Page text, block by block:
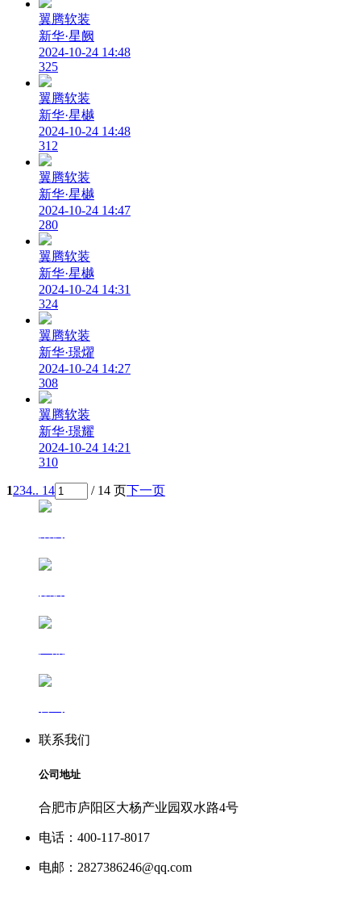
翼腾软装
新华·星阙
2024-10-24 14:48
325
翼腾软装
新华·星樾
2024-10-24 14:48
312
翼腾软装
新华·星樾
2024-10-24 14:47
280
翼腾软装
新华·星樾
2024-10-24 14:31
324
翼腾软装
新华·璟燿
2024-10-24 14:27
308
翼腾软装
新华·璟耀
2024-10-24 14:21
310
1234.. 14 / 14 页下一页
联系我们
公司地址
合肥市庐阳区大杨产业园双水路4号
电话：400-117-8017
电邮：2827386246@qq.com